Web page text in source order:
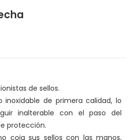
de sellos.
inoxidable de primera calidad, lo
inalterable con el paso del
protección.
coja sus sellos con las manos,